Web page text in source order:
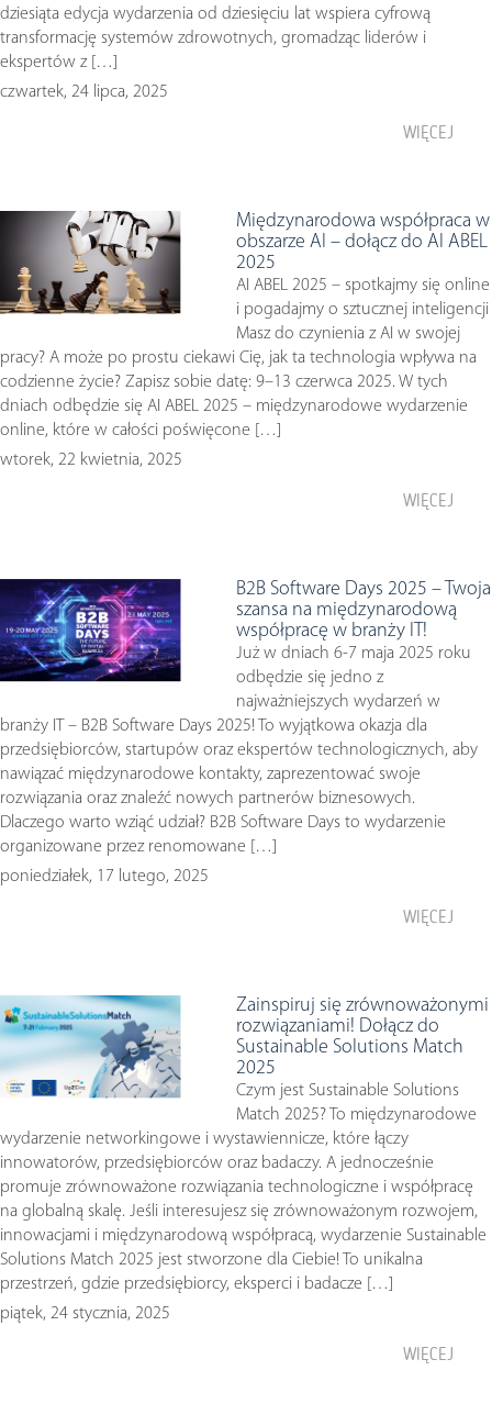
dziesiąta edycja wydarzenia od dziesięciu lat wspiera cyfrową
transformację systemów zdrowotnych, gromadząc liderów i
ekspertów z […]
czwartek, 24 lipca, 2025
WIĘCEJ
Międzynarodowa współpraca w
obszarze AI – dołącz do AI ABEL
2025
AI ABEL 2025 – spotkajmy się online
i pogadajmy o sztucznej inteligencji
Masz do czynienia z AI w swojej
pracy? A może po prostu ciekawi Cię, jak ta technologia wpływa na
codzienne życie? Zapisz sobie datę: 9–13 czerwca 2025. W tych
dniach odbędzie się AI ABEL 2025 – międzynarodowe wydarzenie
online, które w całości poświęcone […]
wtorek, 22 kwietnia, 2025
WIĘCEJ
B2B Software Days 2025 – Twoja
szansa na międzynarodową
współpracę w branży IT!
Już w dniach 6-7 maja 2025 roku
odbędzie się jedno z
najważniejszych wydarzeń w
branży IT – B2B Software Days 2025! To wyjątkowa okazja dla
przedsiębiorców, startupów oraz ekspertów technologicznych, aby
nawiązać międzynarodowe kontakty, zaprezentować swoje
rozwiązania oraz znaleźć nowych partnerów biznesowych.
Dlaczego warto wziąć udział? B2B Software Days to wydarzenie
organizowane przez renomowane […]
poniedziałek, 17 lutego, 2025
WIĘCEJ
Zainspiruj się zrównoważonymi
rozwiązaniami! Dołącz do
Sustainable Solutions Match
2025
Czym jest Sustainable Solutions
Match 2025? To międzynarodowe
wydarzenie networkingowe i wystawiennicze, które łączy
innowatorów, przedsiębiorców oraz badaczy. A jednocześnie
promuje zrównoważone rozwiązania technologiczne i współpracę
na globalną skalę. Jeśli interesujesz się zrównoważonym rozwojem,
innowacjami i międzynarodową współpracą, wydarzenie Sustainable
Solutions Match 2025 jest stworzone dla Ciebie! To unikalna
przestrzeń, gdzie przedsiębiorcy, eksperci i badacze […]
piątek, 24 stycznia, 2025
WIĘCEJ